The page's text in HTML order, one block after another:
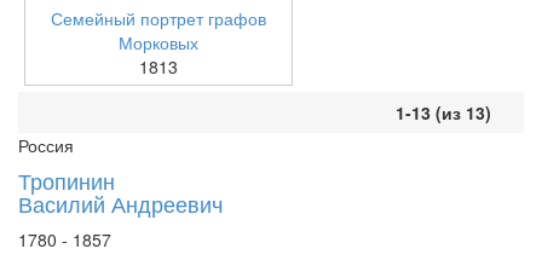
Семейный портрет графов
Морковых
1813
1-13 (из 13)
Россия
Тропинин
Василий Андреевич
1780 - 1857